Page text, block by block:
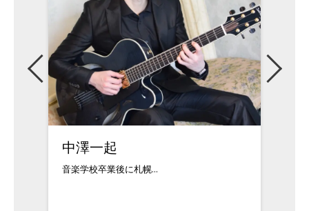
石井信義
福島県出身。中学3年...